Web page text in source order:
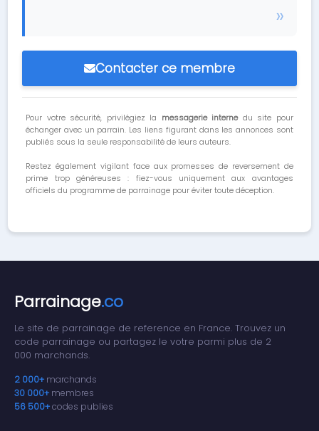
Contacter ce membre
Pour votre sécurité, privilégiez la messagerie internedu site pour
échanger avec un parrain. Les liens figurant dans les annonces sont
publiés sous la seule responsabilité de leurs auteurs.
Restez également vigilant face aux promesses de reversement de
prime trop généreuses : fiez-vous uniquement aux avantages
officiels du programme de parrainage pour éviter toute déception.
Parrainage.co
Le site de parrainage de reference en France. Trouvez un
code parrainage ou partagez le votre parmi plus de 2
000 marchands.
2 000+ marchands
30 000+ membres
56 500+codes publies